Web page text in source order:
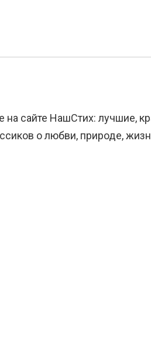
на сайте НашСтих: лучшие,
о любви, природе,